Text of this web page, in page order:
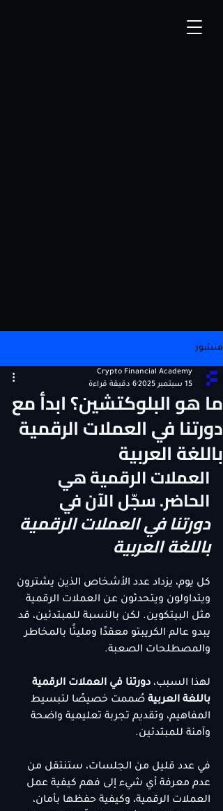
منشور
ما هو البلوكتشين؟ ابدأ مع
دورتنا في العملات الرقمية
باللغة العربية
Crypto Financial Academy
15 سبتمبر 2025
6 دقيقة قراءة
العملات الرقمية هي
الحاضر. سجّل الآن في
دورتنا في العملات الرقمية
باللغة العربية
كل يوم، يزداد عدد الأشخاص الذين يشترون
ويتداولون ويتحدثون عن العملات الرقمية
مثل البيتكوين. لكن بالنسبة للمبتدئين، قد
يبدو عالم الكريبتو معقدًا ومليئًا بالمخاطر
والمصطلحات الصعبة.
لهذا السبب، دورتنا في العملات الرقمية
باللغة العربية صُممت خصيصًا لتبسيط
المفاهيم، وتقديم تجربة تعليمية واضحة
وآمنة للمبتدئين.
في عدد قليل من الجلسات، ستنتقل من
عدم معرفة أي شيء إلى فهم كيفية عمل
العملات الرقمية، وكيفية حفظها بأمان،